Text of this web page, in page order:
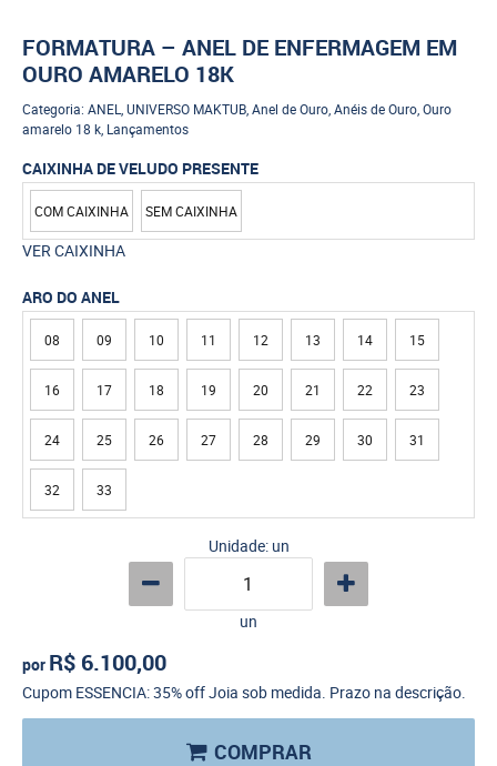
FORMATURA – ANEL DE ENFERMAGEM EM
OURO AMARELO 18K
Categoria: ANEL UNIVERSO MAKTUB Anel de Ouro Anéis de Ouro Ouro
amarelo 18 k Lançamentos
CAIXINHA DE VELUDO PRESENTE
COM CAIXINHA SEM CAIXINHA
VER CAIXINHA
ARO DO ANEL
08 09 10 11 12 13 14 15
16 17 18 19 20 21 22 23
24 25 26 27 28 29 30 31
32 33
Unidade: un
un
por R$ 6.100,00
Cupom ESSENCIA: 35% off Joia sob medida. Prazo na descrição.
COMPRAR